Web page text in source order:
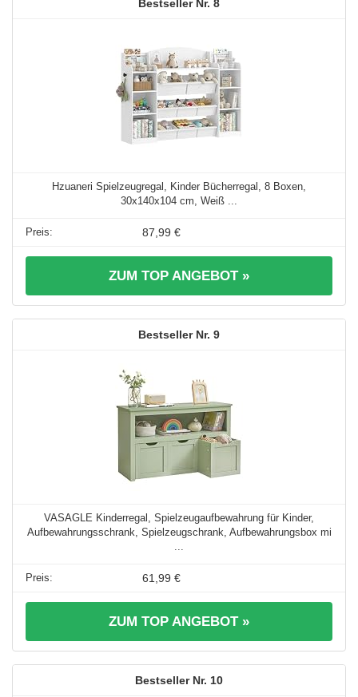
8
Hzuaneri Spielzeugregal, Kinder Bücherregal, 8 Boxen,
30x140x104 cm, Weiß ...
87,99 €
ZUM TOP ANGEBOT »
9
VASAGLE Kinderregal, Spielzeugaufbewahrung für Kinder,
Aufbewahrungsschrank, Spielzeugschrank, Aufbewahrungsbox mi
...
61,99 €
ZUM TOP ANGEBOT »
10